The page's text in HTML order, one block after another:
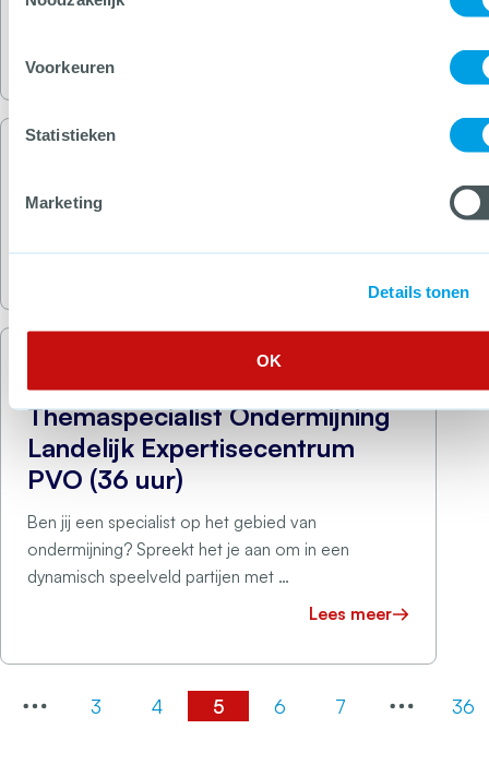
Voorkeuren
Statistieken
Marketing
Details tonen
OK
Ondernemen
Handige links over cybercrime
Lees meer
Themaspecialist Ondermijning
Landelijk Expertisecentrum
PVO (36 uur)
Ben jij een specialist op het gebied van
ondermijning? Spreekt het je aan om in een
dynamisch speelveld partijen met …
Lees meer
3 4 5 6 7 36